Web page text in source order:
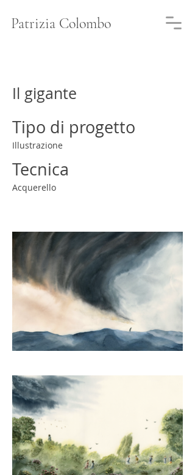
Patrizia Colombo
Il gigante
Tipo di progetto
Illustrazione
Tecnica
Acquerello